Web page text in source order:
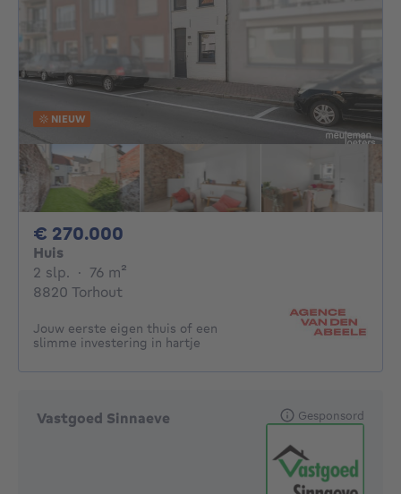
NIEUW
€ 270.000
Huis
2 slp. 2 slaapkamers
· 76 m²
8820 Torhout
Jouw eerste eigen thuis of een
slimme investering in hartje
Vastgoed Sinnaeve Gesponsord